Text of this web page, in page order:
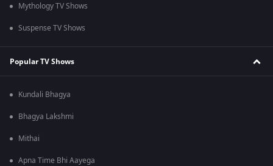
Mythology TV Shows
Suspense TV Shows
Popular TV Shows
Kundali Bhagya
Bhagya Lakshmi
Mithai
Apna Time Bhi Aayega